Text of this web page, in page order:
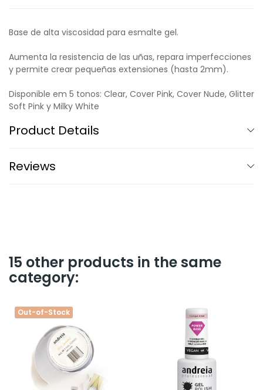
Base de alta viscosidad para esmalte gel.
Aumenta la resistencia de las uñas, repara imperfecciones
y permite crear pequeñas extensiones (hasta 2mm).
Disponible em 5 tonos: Clear, Cover Pink, Cover Nude, Glitter
Soft Pink y Milky White
Product Details
Reviews
15 other products in the same
category:
Out-of-Stock